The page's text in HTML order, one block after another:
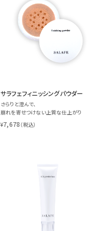
サラフェフィニッシングパウダー
さらりと澄んで、
崩れを寄せつけない上質な仕上がり
¥7,678 （税込）